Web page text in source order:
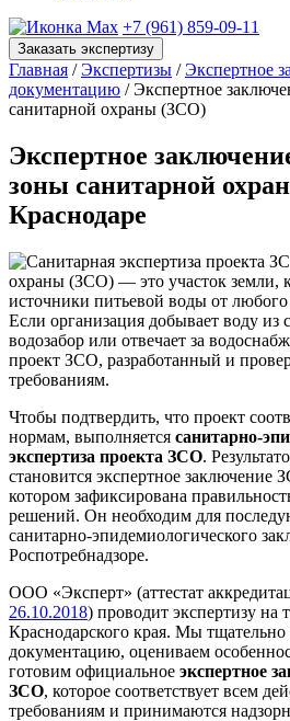
+7 (961) 859-09-11
Заказать экспертизу
Главная /Экспертизы /Экспертное
документацию / Экспертное
санитарной охраны (ЗСО)
Экспертное
зоны санитарной
Краснодаре
охраны (ЗСО) — это участок земли,
источники питьевой воды от любого
Если организация добывает воду из
водозабор или отвечает за
проект ЗСО, разработанный и
требованиям.
Чтобы подтвердить, что проект
нормам, выполняется санитарно-
экспертиза проекта ЗСО.
становится экспертное
котором зафиксирована
решений. Он необходим для
санитарно-эпидемиологического
Роспотребнадзоре.
ООО «Эксперт» (аттестат
26.10.2018) проводит экспертизу на
Краснодарского края. Мы тщательно
документацию, оцениваем
готовим официальное экспертное
ЗСО, которое соответствует всем
требованиям и принимаются